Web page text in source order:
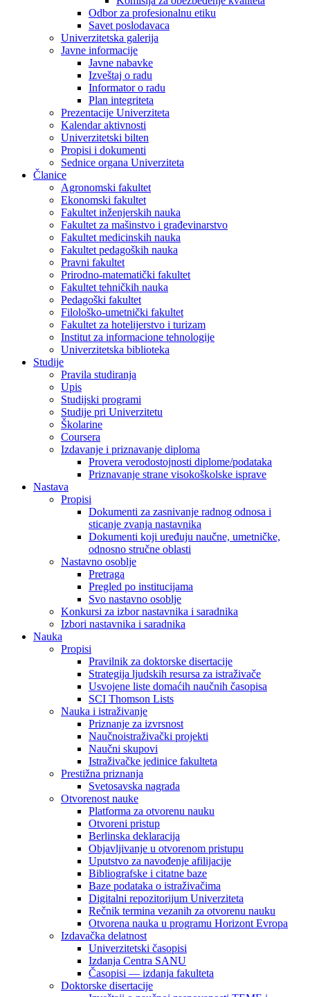
Odbor za profesionalnu etiku
Savet poslodavaca
Univerzitetska galerija
Javne informacije
Javne nabavke
Izveštaj o radu
Informator o radu
Plan integriteta
Prezentacije Univerziteta
Kalendar aktivnosti
Univerzitetski bilten
Propisi i dokumenti
Sednice organa Univerziteta
Članice
Agronomski fakultet
Ekonomski fakultet
Fakultet inženjerskih nauka
Fakultet za mašinstvo i građevinarstvo
Fakultet medicinskih nauka
Fakultet pedagoških nauka
Pravni fakultet
Prirodno-matematički fakultet
Fakultet tehničkih nauka
Pedagoški fakultet
Filološko-umetnički fakultet
Fakultet za hotelijerstvo i turizam
Institut za informacione tehnologije
Univerzitetska biblioteka
Studije
Pravila studiranja
Upis
Studijski programi
Studije pri Univerzitetu
Školarine
Coursera
Izdavanje i priznavanje diploma
Provera verodostojnosti diplome/podataka
Priznavanje strane visokoškolske isprave
Nastava
Propisi
Dokumenti za zasnivanje radnog odnosa i
sticanje zvanja nastavnika
Dokumenti koji uređuju naučne, umetničke,
odnosno stručne oblasti
Nastavno osoblje
Pretraga
Pregled po institucijama
Svo nastavno osoblje
Konkursi za izbor nastavnika i saradnika
Izbori nastavnika i saradnika
Nauka
Propisi
Pravilnik za doktorske disertacije
Strategija ljudskih resursa za istraživače
Usvojene liste domaćih naučnih časopisa
SCI Thomson Lists
Nauka i istraživanje
Priznanje za izvrsnost
Naučnoistraživački projekti
Naučni skupovi
Istraživačke jedinice fakulteta
Prestižna priznanja
Svetosavska nagrada
Otvorenost nauke
Platforma za otvorenu nauku
Otvoreni pristup
Berlinska deklaracija
Objavljivanje u otvorenom pristupu
Uputstvo za navođenje afilijacije
Bibliografske i citatne baze
Baze podataka o istraživačima
Digitalni repozitorijum Univerziteta
Rečnik termina vezanih za otvorenu nauku
Otvorena nauka u programu Horizont Evropa
Izdavačka delatnost
Univerzitetski časopisi
Izdanja Centra SANU
Časopisi — izdanja fakulteta
Doktorske disertacije